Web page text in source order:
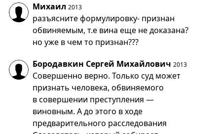
Михаил 2013
разъясните формулировку- признан
обвиняемым, т.е вина еще не доказана?
но уже в чем то признан???
Бородавкин Сергей Михайлович 2013
Совершенно верно. Только суд может
признать человека, обвиняемого
в совершении преступления —
виновным. А до этого в ходе
предварительного расследования